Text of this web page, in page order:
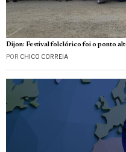
Dijon: Festival folclórico foi o ponto
POR CHICO CORREIA